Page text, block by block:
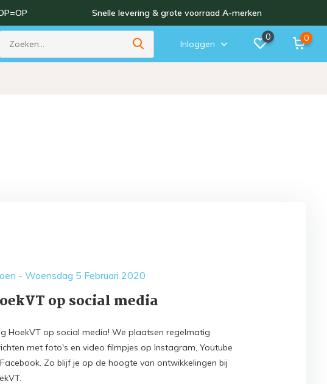
Snelle levering & grote voorraad A-merken
Inloggen
0 0
- Woensdag 5 Februari 2020
op social media
HoekVT op social media! We plaatsen regelmatig
met foto's en video filmpjes op Instagram, Youtube
Zo blijf je op de hoogte van ontwikkelingen bij